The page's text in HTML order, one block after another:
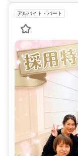
アルバイト・パート